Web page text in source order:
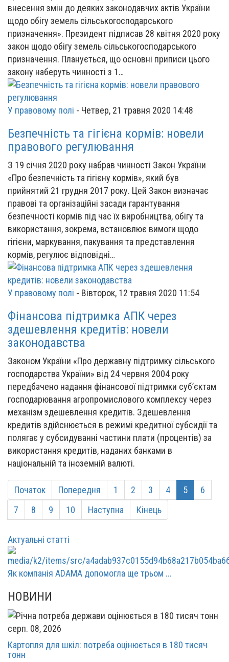
внесення змін до деяких законодавчих актів України
щодо обігу земель сільськогосподарського
призначення». Президент підписав 28 квітня 2020 року
закон щодо обігу земель сільськогосподарського
призначення. Планується, що основні приписи цього
закону наберуть чинності з 1…
У правовому полі - Четвер, 21 травня 2020 14:48
Безпечність та гігієна кормів: новели
правового регулювання
З 19 січня 2020 року набрав чинності Закон України
«Про безпечність та гігієну кормів», який був
прийнятий 21 грудня 2017 року. Цей Закон визначає
правові та організаційні засади гарантування
безпечності кормів під час їх виробництва, обігу та
використання, зокрема, встановлює вимоги щодо
гігієни, маркування, пакування та представлення
кормів, регулює відповідні…
У правовому полі - Вівторок, 12 травня 2020 11:54
Фінансова підтримка АПК через
здешевлення кредитів: новели
законодавства
Законом України «Про державну підтримку сільського
господарства України» від 24 червня 2004 року
передбачено надання фінансової підтримки суб’єктам
господарювання агропромислового комплексу через
механізм здешевлення кредитів. Здешевлення
кредитів здійснюється в режимі кредитної субсидії та
полягає у субсидуванні частини плати (процентів) за
використання кредитів, наданих банками в
національній та іноземній валюті.
Початок Попередня 1 2 3 4 5
6
7
8 9 10 Наступна Кінець
Актуальні статті
Як компанія ADAMA допомогла ще трьом ...
НОВИНИ
серп. 08, 2026
Картопля для шкіл: потреба оцінюється в 180 тисяч
тонн